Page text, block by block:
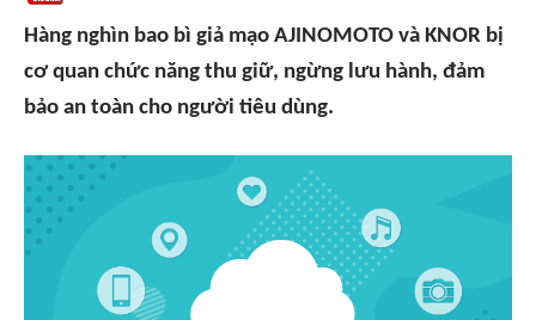
Hàng nghìn bao bì giả mạo AJINOMOTO và KNOR bị
cơ quan chức năng thu giữ, ngừng lưu hành, đảm
bảo an toàn cho người tiêu dùng.